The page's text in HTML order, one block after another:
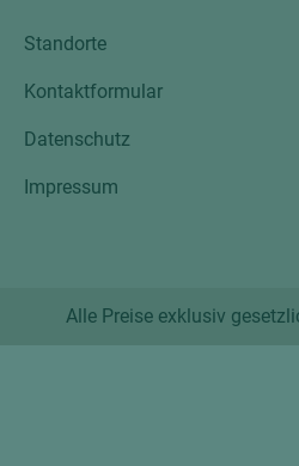
Standorte
Kontaktformular
Datenschutz
Impressum
Alle Preise exklusiv